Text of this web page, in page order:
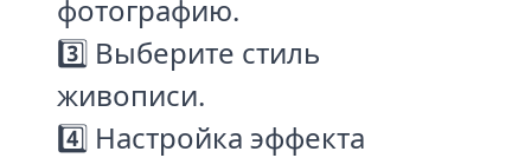
фотографию.
3️⃣ Выберите стиль
живописи.
4️⃣ Настройка эффекта